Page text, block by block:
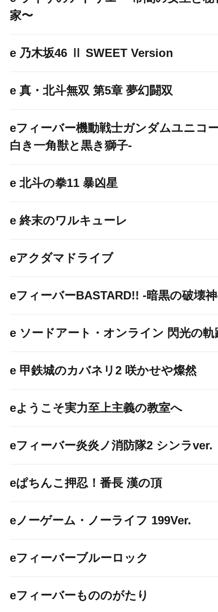
家〜
e 乃木坂46 Ⅱ SWEET Version
e 真・北斗無双 第5章 夢幻闘双
eフィーバー機動戦士ガンダムユニコ
白き一角獣と黒き獅子-
e 北斗の拳11 暴凶星
e 終末のワルキューレ
eアクダマドライブ
eフィーバーBASTARD!! -暗黒の破壊
e ソードアート・オンライン 閃光の軌
e 甲鉄城のカバネリ2 咲かせや燦然
eようこそ実力至上主義の教室へ
eフィーバー炎炎ノ消防隊2 シンラver.
eぱちんこ押忍！番長 漢の頂
eノーゲーム・ノーライフ 199Ver.
eフィーバーブルーロック
eフィーバーもののがたり